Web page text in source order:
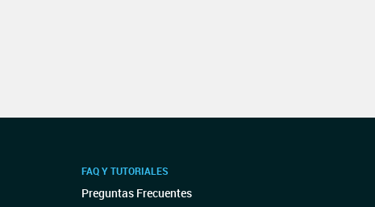
FAQ Y TUTORIALES
Preguntas Frecuentes